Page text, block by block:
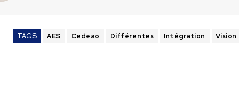
TAGS AES Cedeao Différentes Intégration Vision